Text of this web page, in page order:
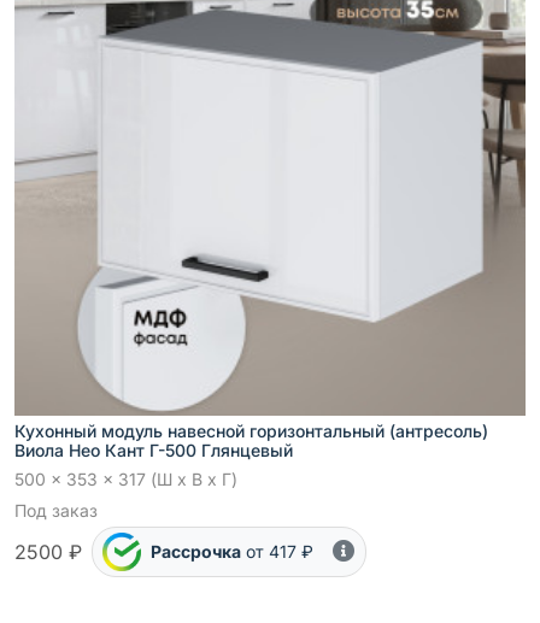
Кухонный модуль навесной горизонтальный (антресоль)
Виола Нео Кант Г-500 Глянцевый
500 x 353 x 317 (Ш x В x Г)
Под заказ
2500 ₽ Рассрочка от 417 ₽